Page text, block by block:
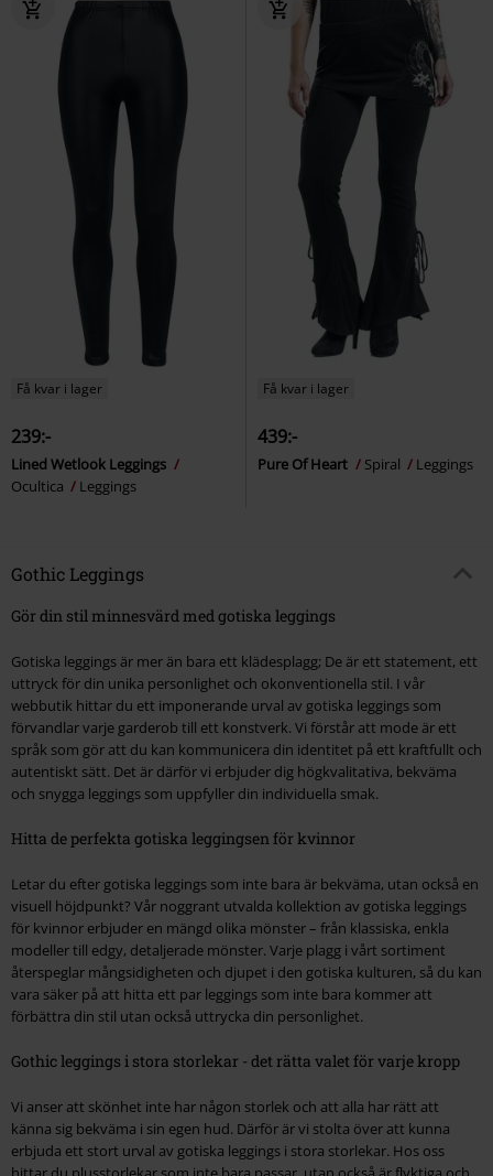
Få kvar i lager
239:-
Lined Wetlook Leggings
Ocultica
Leggings
Få kvar i lager
439:-
Pure Of Heart Spiral Leggings
Gothic Leggings
Gör din stil minnesvärd med gotiska leggings
Gotiska leggings är mer än bara ett klädesplagg; De är ett statement, ett
uttryck för din unika personlighet och okonventionella stil. I vår
webbutik hittar du ett imponerande urval av gotiska leggings som
förvandlar varje garderob till ett konstverk. Vi förstår att mode är ett
språk som gör att du kan kommunicera din identitet på ett kraftfullt och
autentiskt sätt. Det är därför vi erbjuder dig högkvalitativa, bekväma
och snygga leggings som uppfyller din individuella smak.
Hitta de perfekta gotiska leggingsen för kvinnor
Letar du efter gotiska leggings som inte bara är bekväma, utan också en
visuell höjdpunkt? Vår noggrant utvalda kollektion av gotiska leggings
för kvinnor erbjuder en mängd olika mönster – från klassiska, enkla
modeller till edgy, detaljerade mönster. Varje plagg i vårt sortiment
återspeglar mångsidigheten och djupet i den gotiska kulturen, så du kan
vara säker på att hitta ett par leggings som inte bara kommer att
förbättra din stil utan också uttrycka din personlighet.
Gothic leggings i stora storlekar - det rätta valet för varje kropp
Vi anser att skönhet inte har någon storlek och att alla har rätt att
känna sig bekväma i sin egen hud. Därför är vi stolta över att kunna
erbjuda ett stort urval av gotiska leggings i stora storlekar. Hos oss